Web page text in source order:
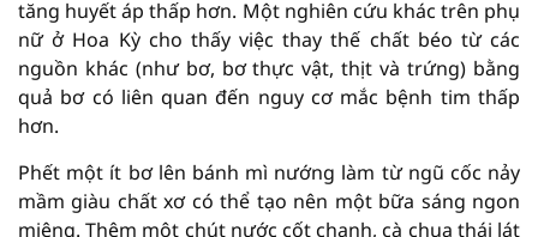
tăng huyết áp thấp hơn. Một nghiên cứu khác trên phụ
nữ ở Hoa Kỳ cho thấy việc thay thế chất béo từ các
nguồn khác (như bơ, bơ thực vật, thịt và trứng) bằng
quả bơ có liên quan đến nguy cơ mắc bệnh tim thấp
hơn.
Phết một ít bơ lên bánh mì nướng làm từ ngũ cốc nảy
mầm giàu chất xơ có thể tạo nên một bữa sáng ngon
miệng. Thêm một chút nước cốt chanh, cà chua thái lát